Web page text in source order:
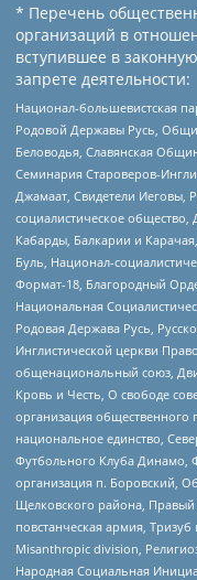
* Перечень
организаций в
вступившее в
запрете деятельности:
Национал-большевистская
Родовой Державы Русь,
Беловодья, Славянская
Семинария Староверов-
Джамаат, Свидетели Иеговы,
социалистическое
Кабарды, Балкарии и
Буль, Национал-
Формат-18, Благородный
Национальная
Родовая Держава Русь,
Инглистической церкви
общенациональный союз,
Кровь и Честь, О свободе
организация общественного
национальное единство,
Футбольного Клуба Динамо,
организация п. Боровский,
Щелковского района,
повстанческая армия,
Misanthropic division,
Народная Социальная